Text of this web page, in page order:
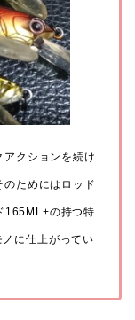
クションを続け
ためにはロッド
165ML+の持つ特
に仕上がってい